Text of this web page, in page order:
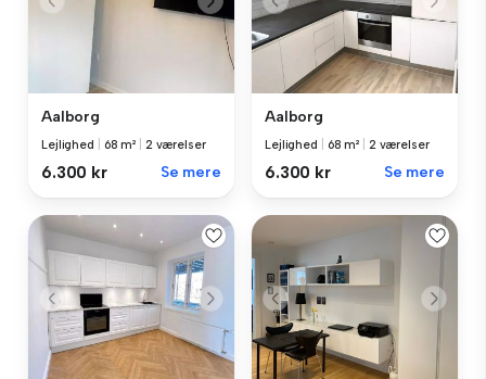
Aalborg
Lejlighed 68 m² 2 værelser
6.300 kr Se mere
Aalborg
Lejlighed 68 m² 2 værelser
6.300 kr Se mere